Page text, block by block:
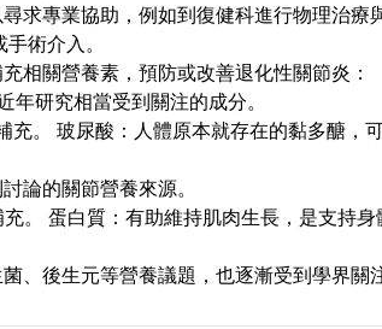
求專業協助，例如到復健科進行物理治療
術介入。
相關營養素，預防或改善退化性關節炎：
年研究相當受到關注的成分。
充。 玻尿酸：人體原本就存在的黏多醣，
論的關節營養來源。
。 蛋白質：有助維持肌肉生長，是支持
、後生元等營養議題，也逐漸受到學界關